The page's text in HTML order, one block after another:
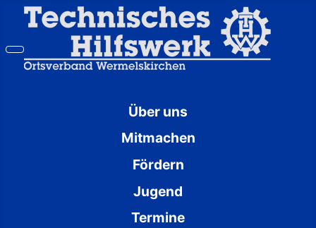
Über uns
Mitmachen
Fördern
Jugend
Termine